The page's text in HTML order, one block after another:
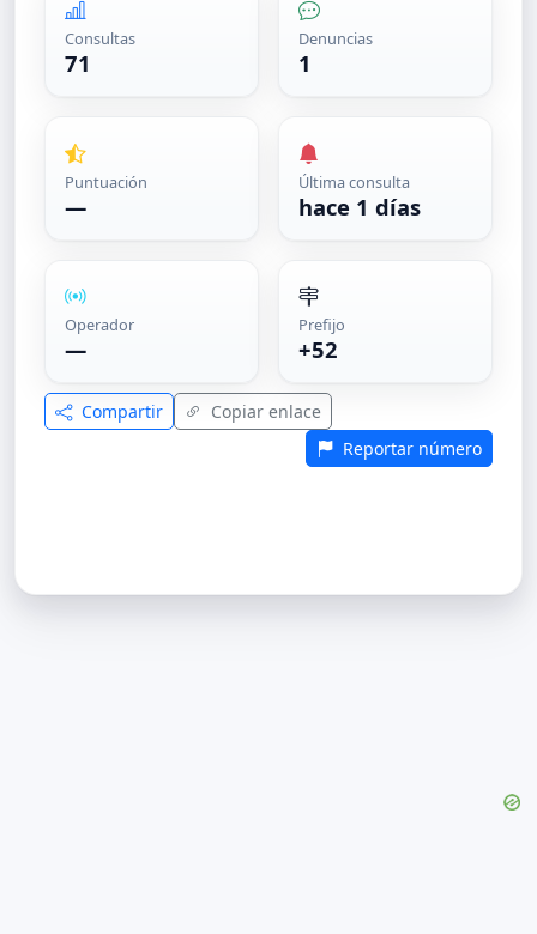
Consultas
71
Denuncias
1
Puntuación
—
Última consulta
hace 1 días
Operador
—
Prefijo
+52
Compartir
Copiar enlace
Reportar número